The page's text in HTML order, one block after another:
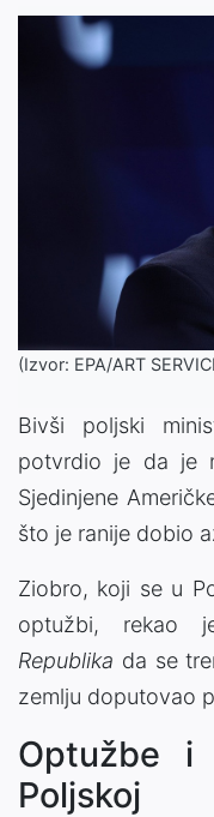
(Izvor: EPA/ART
Bivši poljski
potvrdio je da je
Sjedinjene
što je ranije dobio
Ziobro, koji se u
optužbi, rekao
Republika da se
zemlju doputovao
Optužbe i
Poljskoj